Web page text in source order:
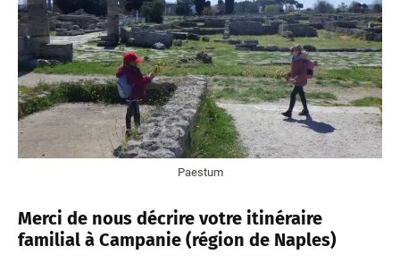
Paestum
Merci de nous décrire votre itinéraire
familial à Campanie (région de Naples)